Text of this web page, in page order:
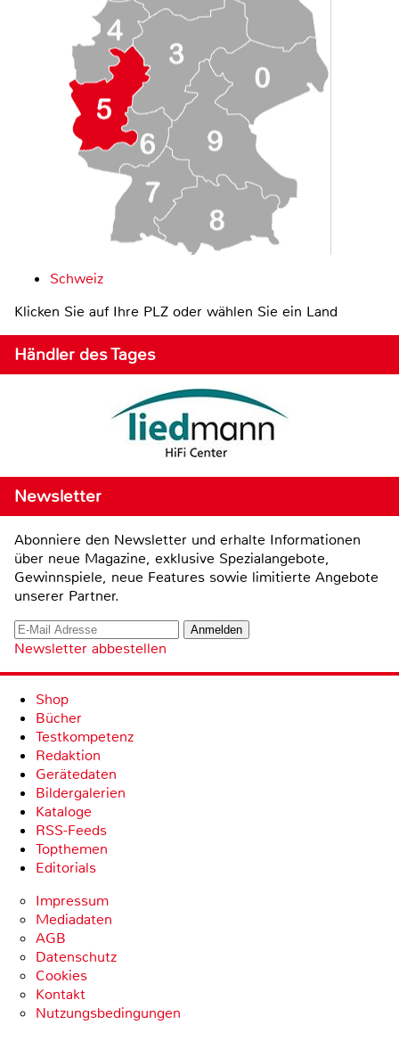
Schweiz
Klicken Sie auf Ihre PLZ oder wählen Sie ein Land
Händler des Tages
Newsletter
Abonniere den Newsletter und erhalte Informationen
über neue Magazine, exklusive Spezialangebote,
Gewinnspiele, neue Features sowie limitierte Angebote
unserer Partner.
Newsletter abbestellen
Shop
Bücher
Testkompetenz
Redaktion
Gerätedaten
Bildergalerien
Kataloge
RSS-Feeds
Topthemen
Editorials
Impressum
Mediadaten
AGB
Datenschutz
Cookies
Kontakt
Nutzungsbedingungen